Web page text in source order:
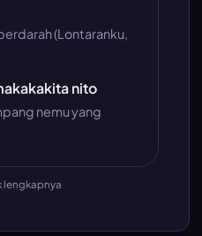
(Lontaranku,
nito
nemu yang
lengkapnya